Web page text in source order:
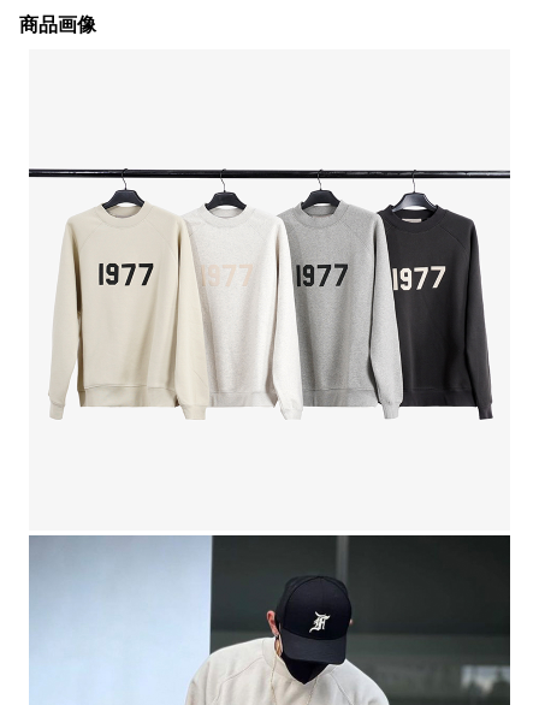
商品画像